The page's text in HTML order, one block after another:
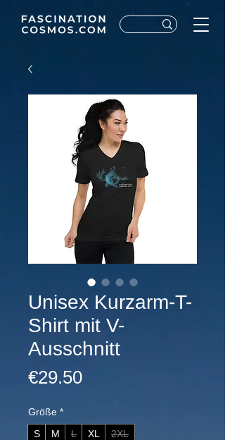
Unisex Kurzarm-T-
Shirt mit V-
Ausschnitt
€29.50Price
Größe *
S
M L XL 2XL